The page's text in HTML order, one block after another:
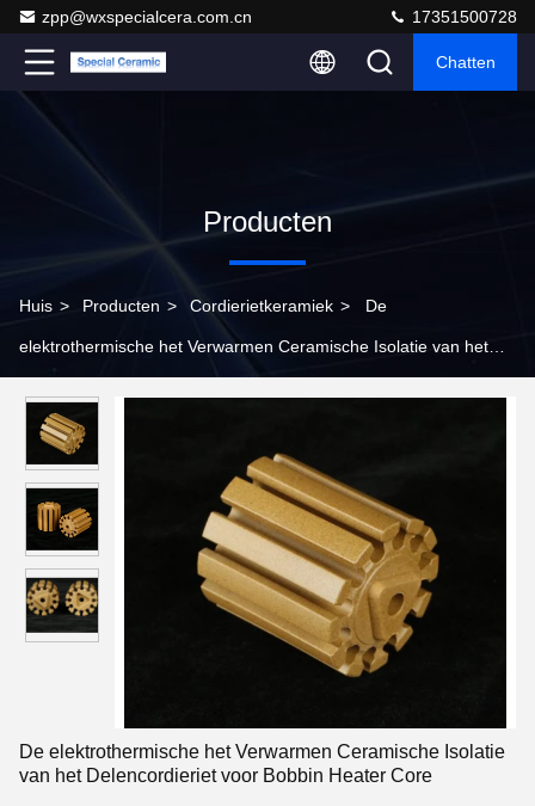
zpp@wxspecialcera.com.cn 17351500728
Chatten
Producten
Huis > Producten > Cordierietkeramiek > De
elektrothermische het Verwarmen Ceramische Isolatie van het
De elektrothermische het Verwarmen Ceramische Isolatie
van het Delencordieriet voor Bobbin Heater Core